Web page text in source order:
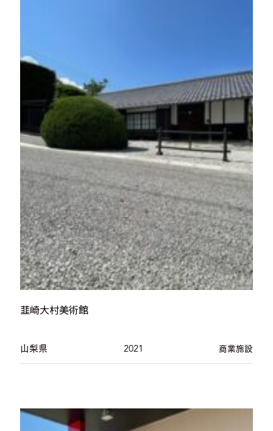
韮崎大村美術館
山梨県 2021 商業施設